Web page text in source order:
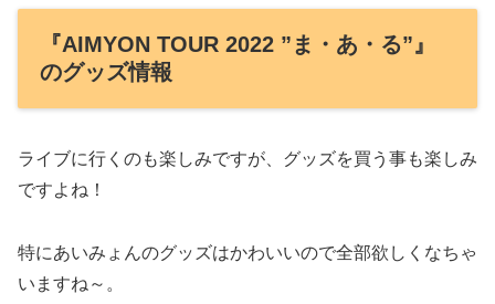
『AIMYON TOUR 2022 ”ま・あ・る”』
のグッズ情報
ライブに行くのも楽しみですが、グッズを買う事も楽しみ
ですよね！
特にあいみょんのグッズはかわいいので全部欲しくなちゃ
いますね～。